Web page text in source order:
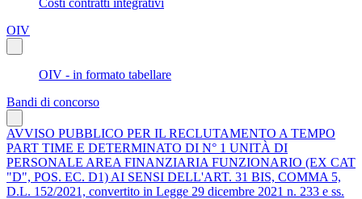
OIV
OIV - in formato tabellare
Bandi di concorso
AVVISO PUBBLICO PER IL RECLUTAMENTO A TEMPO
PART TIME E DETERMINATO DI N° 1 UNITÀ DI
PERSONALE AREA FINANZIARIA FUNZIONARIO (EX CAT
"D", POS. EC. D1) AI SENSI DELL'ART. 31 BIS, COMMA 5,
D.L. 152/2021, convertito in Legge 29 dicembre 2021 n. 233 e ss.